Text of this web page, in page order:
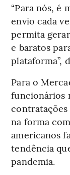
“Para nós, é
envio cada
permita
e baratos
plataforma”,
Para o
funcionários
contratações
na forma
americanos
tendência
pandemia.